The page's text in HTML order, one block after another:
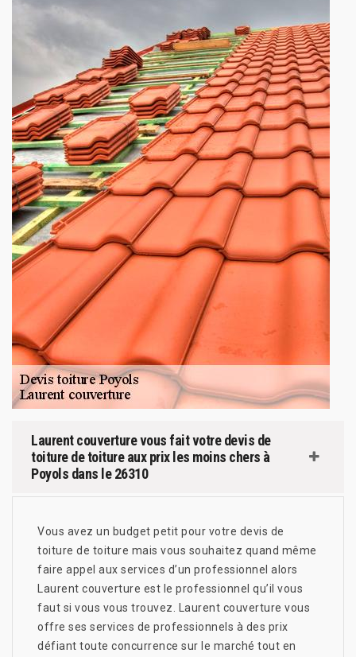
Laurent couverture vous fait votre devis de
toiture de toiture aux prix les moins chers à
Poyols dans le 26310
Vous avez un budget petit pour votre devis de
toiture de toiture mais vous souhaitez quand même
faire appel aux services d’un professionnel alors
Laurent couverture est le professionnel qu’il vous
faut si vous vous trouvez. Laurent couverture vous
offre ses services de professionnels à des prix
défiant toute concurrence sur le marché tout en